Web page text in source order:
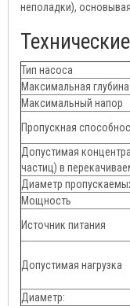
неполадки),
Тип насоса
Максимальная
Максимальный напор
Пропускная
Допустимая
частиц) в
Диаметр
Мощность
Источник питания
Допустимая нагрузка
Диаметр: